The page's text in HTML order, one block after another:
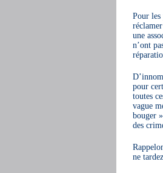
Pour les
une
n’ont
pour
toutes
vague
bouger
des
ne